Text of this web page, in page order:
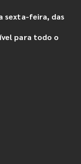
sexta-feira, das
para todo o